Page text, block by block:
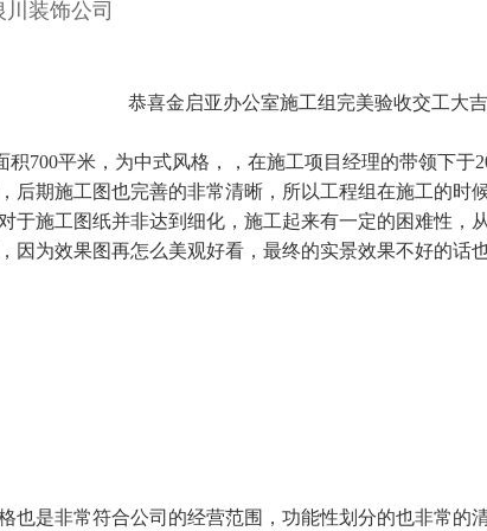
装饰公司
恭喜金启亚办公室施工组完美验收交工大吉
积700平米，为中式风格，，在施工项目经理的带领下于
后期施工图也完善的非常清晰，所以工程组在施工的
于施工图纸并非达到细化，施工起来有一定的困难性
因为效果图再怎么美观好看，最终的实景效果不好的话
也是非常符合公司的经营范围，功能性划分的也非常